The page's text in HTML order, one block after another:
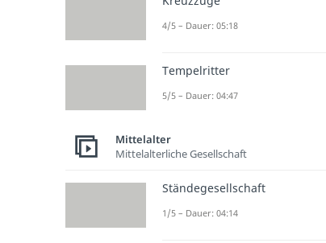
4/5 – Dauer: 05:18
Tempelritter
5/5 – Dauer: 04:47
Mittelalter
Mittelalterliche Gesellschaft
Ständegesellschaft
1/5 – Dauer: 04:14